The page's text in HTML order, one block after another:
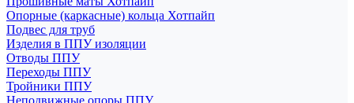
Опорные (каркасные) кольца Хотпайп
Подвес для труб
Изделия в ППУ изоляции
Отводы ППУ
Переходы ППУ
Тройники ППУ
Неподвижные опоры ППУ